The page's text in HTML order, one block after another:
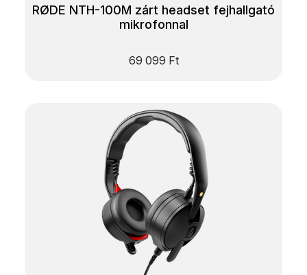
RØDE NTH-100M zárt headset fejhallgató
mikrofonnal
69 099 Ft